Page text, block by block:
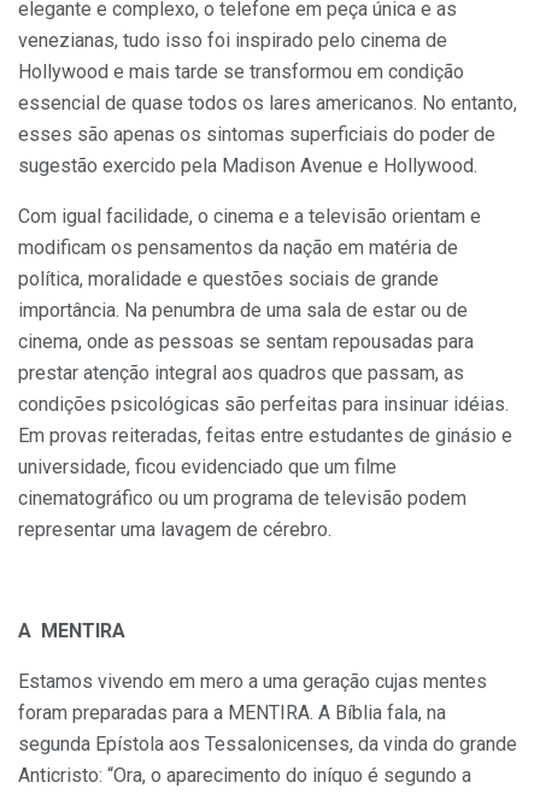
elegante e complexo, o telefone em peça única e as
venezianas, tudo isso foi inspirado pelo cinema de
Hollywood e mais tarde se transformou em condição
essencial de quase todos os lares americanos. No entanto,
esses são apenas os sintomas superficiais do poder de
sugestão exercido pela Madison Avenue e Hollywood.
Com igual facilidade, o cinema e a televisão orientam e
modificam os pensamentos da nação em matéria de
política, moralidade e questões sociais de grande
importância. Na penumbra de uma sala de estar ou de
cinema, onde as pessoas se sentam repousadas para
prestar atenção integral aos quadros que passam, as
condições psicológicas são perfeitas para insinuar idéias.
Em provas reiteradas, feitas entre estudantes de ginásio e
universidade, ficou evidenciado que um filme
cinematográfico ou um programa de televisão podem
representar uma lavagem de cérebro.
A MENTIRA
Estamos vivendo em mero a uma geração cujas mentes
foram preparadas para a MENTIRA. A Bíblia fala, na
segunda Epístola aos Tessalonicenses, da vinda do grande
Anticristo: “Ora, o aparecimento do iníquo é segundo a